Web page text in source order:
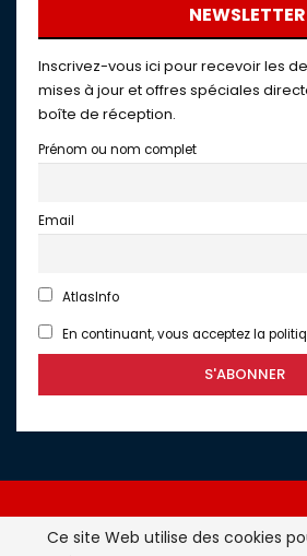
NEWSLETTER
Inscrivez-vous ici pour recevoir les
mises à jour et offres spéciales
boîte de réception.
Prénom ou nom complet
Email
AtlasInfo
En continuant, vous acceptez la
Ce site Web utilise des cookies